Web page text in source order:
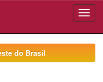
do Brasil